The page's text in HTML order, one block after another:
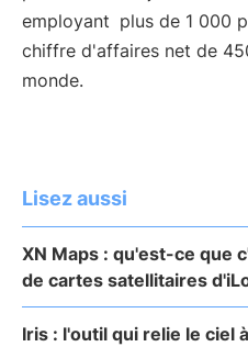
employant plus de 1 000
chiffre d'affaires net de
monde.
Lisez aussi
XN Maps : qu'est-ce que
de cartes satellitaires
Iris : l'outil qui relie le ciel